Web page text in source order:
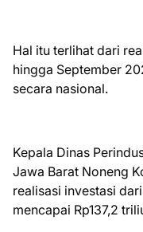
Hal itu terlihat dari
hingga September
secara nasional.
Kepala Dinas
Jawa Barat Noneng
realisasi investasi
mencapai Rp137,2